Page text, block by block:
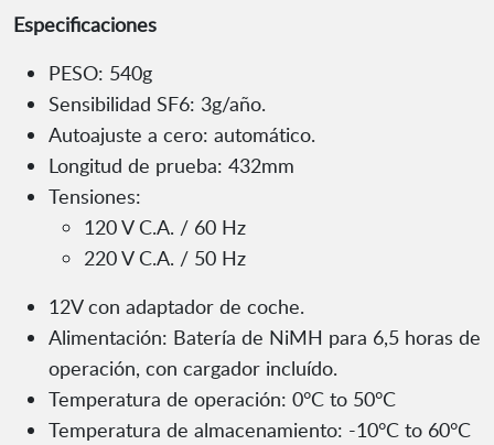
Especificaciones
PESO: 540g
Sensibilidad SF6: 3g/año.
Autoajuste a cero: automático.
Longitud de prueba: 432mm
Tensiones:
120 V C.A. / 60 Hz
220 V C.A. / 50 Hz
12V con adaptador de coche.
Alimentación: Batería de NiMH para 6,5 horas de
operación, con cargador incluído.
Temperatura de operación: 0°C to 50°C
Temperatura de almacenamiento: -10°C to 60°C